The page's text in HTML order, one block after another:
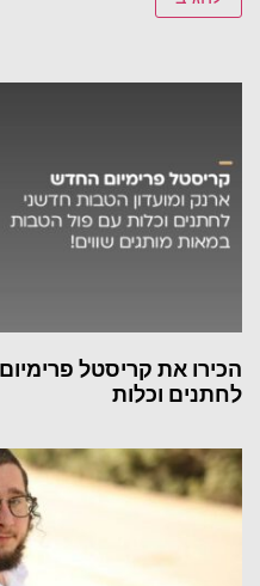
הכירו את קריסטל
לחתנים וכלות